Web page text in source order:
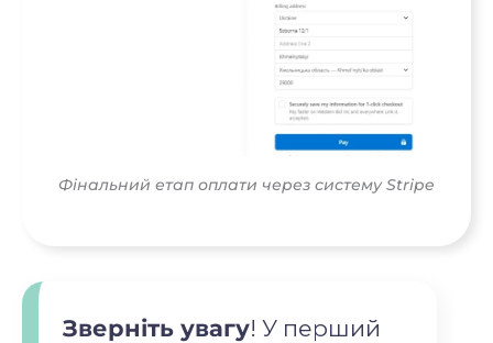
Фінальний етап оплати через систему Stripe
Зверніть увагу! У перший